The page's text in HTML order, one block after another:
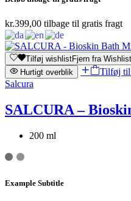
kr.399,00 tilbage til gratis fragt
Tilføj wishlistFjern fra Wishlist
Hurtigt overblik
Tilføj
Salcura
SALCURA –
200 ml
Example Subtitle